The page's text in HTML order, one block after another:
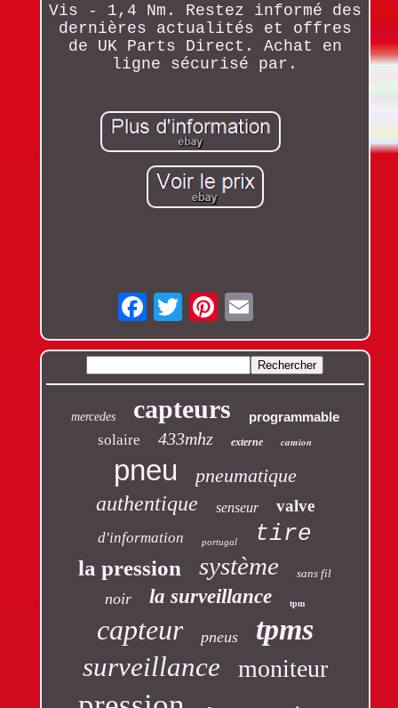
Vis - 1,4 Nm. Restez informé des
dernières actualités et offres
de UK Parts Direct. Achat en
ligne sécurisé par.
Email
mercedes capteurs programmable
solaire 433mhz externe camion
pneu pneumatique
authentique senseur valve
d'information portugal tire
la pression système sans fil
noir la surveillance tpm
capteur pneus tpms
surveillance moniteur